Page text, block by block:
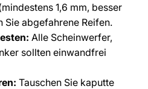
1,6 mm, besser
Sie abgefahrene Reifen.
Alle Scheinwerfer,
sollten einwandfrei
Tauschen Sie kaputte